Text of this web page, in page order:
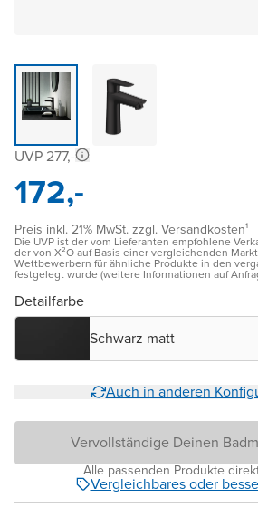
UVP 277,-
172,-
Preis inkl. 21% MwSt. zzgl. Versandkosten¹
Die UVP ist der vom Lieferanten empfohlene
der von X²O auf Basis einer vergleichenden
Wettbewerbern für ähnliche Produkte in den
festgelegt wurde (weitere Informationen auf
Detailfarbe
Schwarz matt
Auch in anderen
Vervollständige Deinen
Alle passenden Produkte
Vergleichbares oder